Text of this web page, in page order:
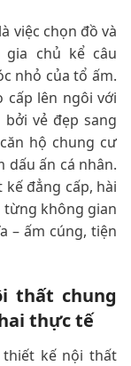
việc chọn đồ và
chủ kể câu
nhỏ của tổ ấm.
cấp lên ngôi với
vẻ đẹp sang
hộ chung cư
dấu ấn cá nhân.
đẳng cấp, hài
từng không gian
– ấm cúng, tiện
thất chung
thực tế
thiết kế nội thất